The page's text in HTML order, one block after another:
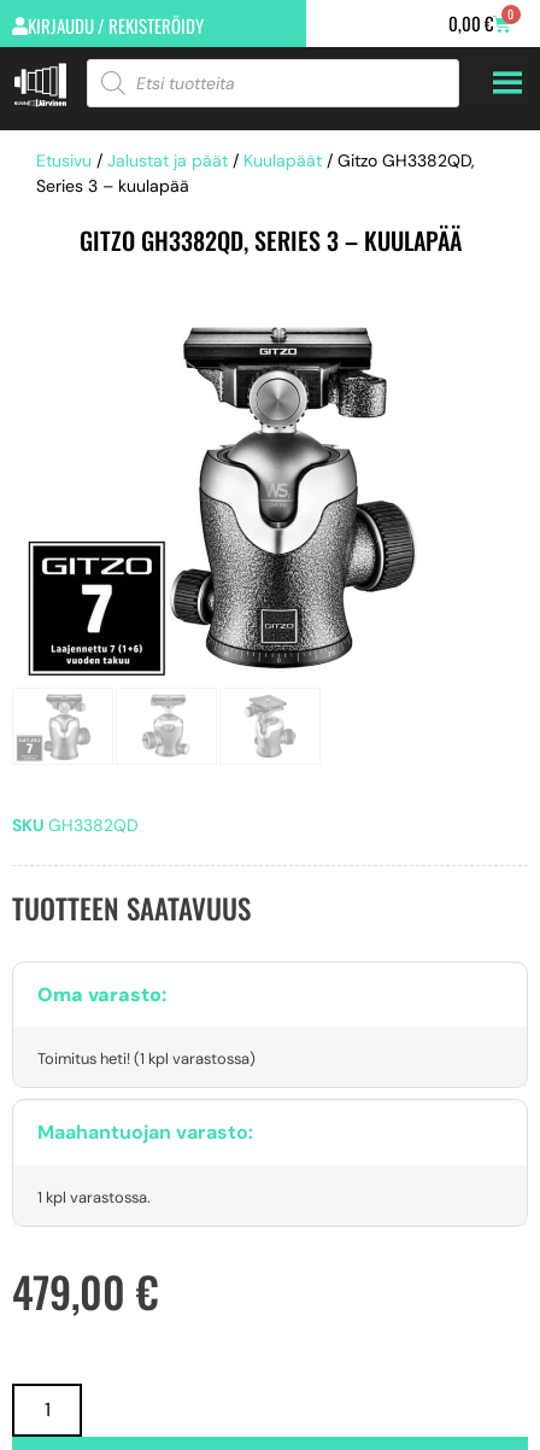
KIRJAUDU / REKISTERÖIDY 0,00€ 0
Etusivu / Jalustat ja päät / Kuulapäät / Gitzo GH3382QD,
Series 3 – kuulapää
GITZO GH3382QD, SERIES 3 – KUULAPÄÄ
SKU GH3382QD
TUOTTEEN SAATAVUUS
Oma varasto:
Toimitus heti! (1 kpl varastossa)
Maahantuojan varasto:
1 kpl varastossa.
479,00 €